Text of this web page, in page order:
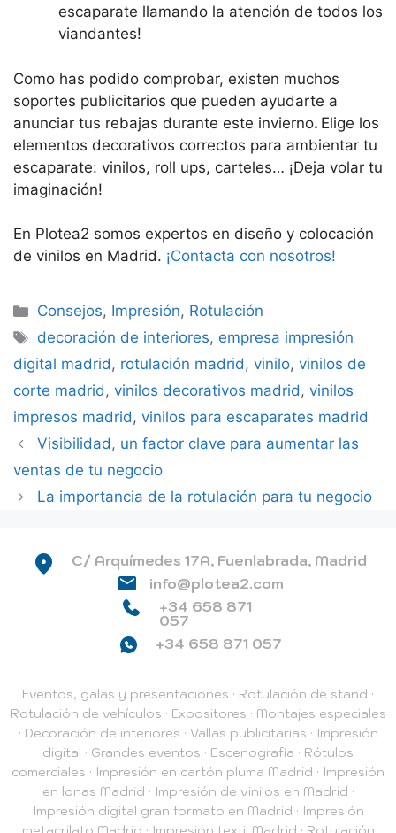
escaparate llamando la atención de todos los
viandantes!
Como has podido comprobar, existen muchos
soportes publicitarios que pueden ayudarte a
anunciar tus rebajas durante este invierno. Elige los
elementos decorativos correctos para ambientar tu
escaparate: vinilos, roll ups, carteles… ¡Deja volar tu
imaginación!
En Plotea2 somos expertos en diseño y colocación
de vinilos en Madrid. ¡Contacta con nosotros!
Categorías
Consejos, Impresión, Rotulación
Etiquetas
decoración de interiores, empresa impresión
digital madrid, rotulación madrid, vinilo, vinilos de
corte madrid, vinilos decorativos madrid, vinilos
impresos madrid, vinilos para escaparates madrid
Visibilidad, un factor clave para aumentar las
ventas de tu negocio
La importancia de la rotulación para tu negocio
C/ Arquímedes 17A, Fuenlabrada, Madrid
info@plotea2.com
+34 658 871
057
+34 658 871 057
Eventos, galas y presentaciones · Rotulación de stand ·
Rotulación de vehículos · Expositores · Montajes especiales
· Decoración de interiores · Vallas publicitarias · Impresión
digital · Grandes eventos · Escenografía · Rótulos
comerciales · Impresión en cartón pluma Madrid · Impresión
en lonas Madrid · Impresión de vinilos en Madrid ·
Impresión digital gran formato en Madrid · Impresión